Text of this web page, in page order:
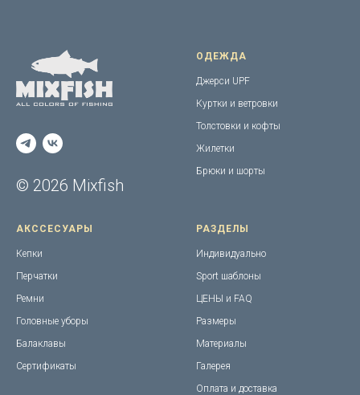
© 2026 Mixfish
ОДЕЖДА
Джерси UPF
Куртки и ветровки
Толстовки и кофты
Жилетки
Брюки и шорты
АКССЕСУАРЫ
Кепки
Перчатки
Ремни
Головные уборы
Балаклавы
Сертификаты
РАЗДЕЛЫ
Индивидуально
Sport шаблоны
ЦЕНЫ и FAQ
Размеры
Материалы
Галерея
Оплата и доставка